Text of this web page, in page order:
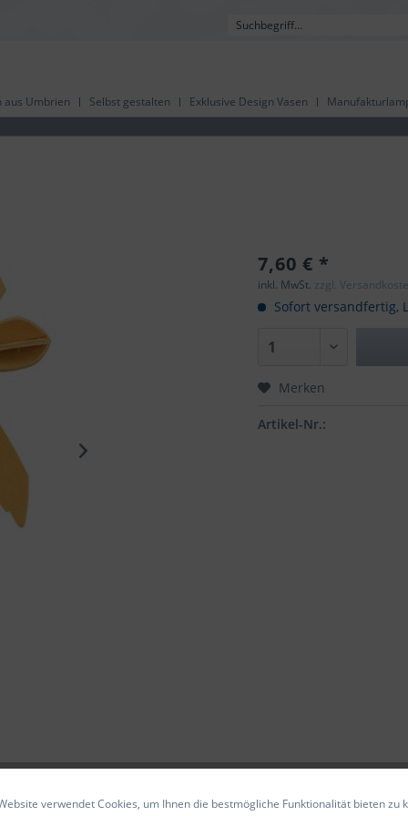
aus Umbrien Selbst gestalten Exklusive Design Vasen
7,60 € *
inkl. MwSt. zzgl.
Sofort versandfertig,
Merken
Artikel-Nr.:
verwendet Cookies, um Ihnen die bestmögliche Funktionalität bieten zu